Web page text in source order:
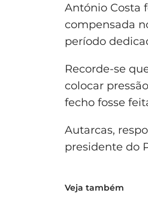
António Costa
compensada
período
Recorde-se
colocar
fecho fosse
Autarcas,
presidente do
Veja também